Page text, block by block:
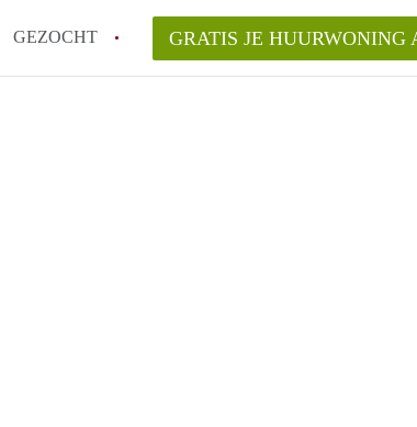
GEZOCHT GRATIS JE HUURWONING